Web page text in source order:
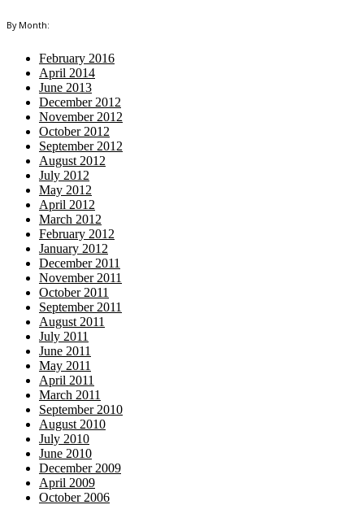
By Month:
February 2016
April 2014
June 2013
December 2012
November 2012
October 2012
September 2012
August 2012
July 2012
May 2012
April 2012
March 2012
February 2012
January 2012
December 2011
November 2011
October 2011
September 2011
August 2011
July 2011
June 2011
May 2011
April 2011
March 2011
September 2010
August 2010
July 2010
June 2010
December 2009
April 2009
October 2006